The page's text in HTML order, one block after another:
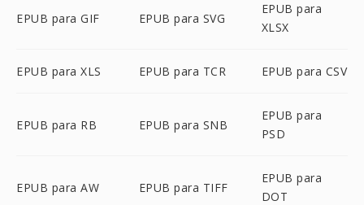
EPUB para GIF EPUB para SVG
EPUB para
XLSX
EPUB para XLS EPUB para TCR EPUB para CSV
EPUB para RB EPUB para SNB
EPUB para
PSD
EPUB para AW EPUB para TIFF
EPUB para
DOT